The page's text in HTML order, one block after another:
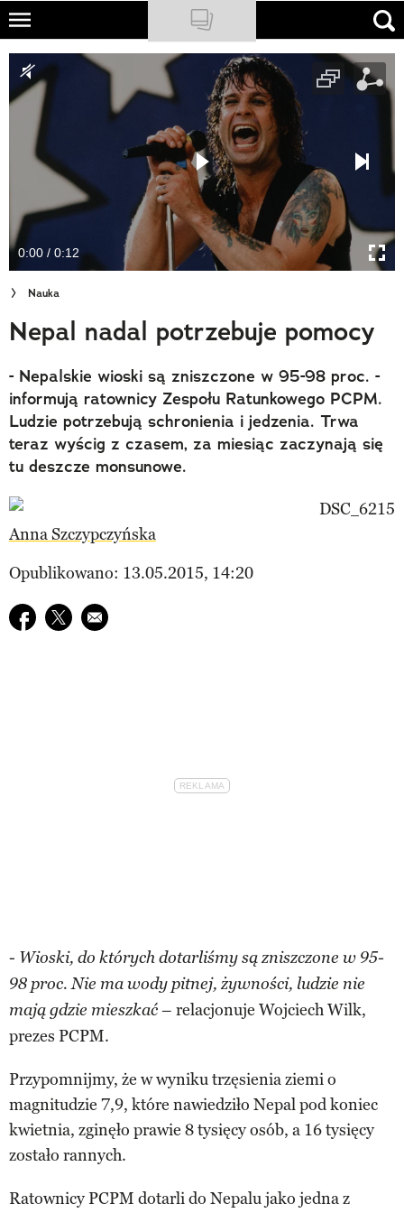
Skip
main
content
NATIONAL GEOGRAPHIC
TRAVELER
PODCASTY
Newsletter
Cuda Polski
Wielki Konkurs Fotograficzny
Trendbook Podróżniczy
Polecane
0:00 / 0:12
Nauka
Nepal nadal potrzebuje pomocy
- Nepalskie wioski są zniszczone w 95-98 proc. -
informują ratownicy Zespołu Ratunkowego PCPM.
Ludzie potrzebują schronienia i jedzenia. Trwa
teraz wyścig z czasem, za miesiąc zaczynają się
tu deszcze monsunowe.
Anna Szczypczyńska
Opublikowano: 13.05.2015, 14:20
Udostępnij na facebook
Udostępnij na twitter
E-mail do przyjaciela
- Wioski, do których dotarliśmy są zniszczone w 95-
98 proc. Nie ma wody pitnej, żywności, ludzie nie
mają gdzie mieszkać– relacjonuje Wojciech Wilk,
prezes PCPM.
Przypomnijmy, że w wyniku trzęsienia ziemi o
magnitudzie 7,9, które nawiedziło Nepal pod koniec
kwietnia, zginęło prawie 8 tysięcy osób, a 16 tysięcy
zostało rannych.
Ratownicy PCPM dotarli do Nepalu jako jedna z